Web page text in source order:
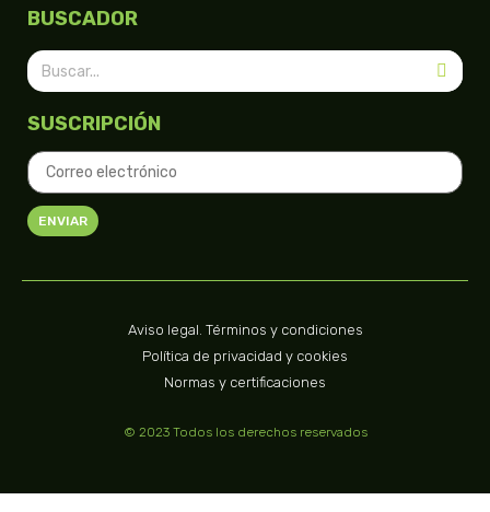
BUSCADOR
SUSCRIPCIÓN
ENVIAR
Aviso legal. Términos y condiciones
Política de privacidad y cookies
Normas y certificaciones
© 2023 Todos los derechos reservados